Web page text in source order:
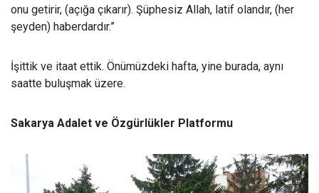
onu getirir, (açığa çıkarır). Şüphesiz Allah, latif olandır, (her
şeyden) haberdardır.”
İşittik ve itaat ettik. Önümüzdeki hafta, yine burada, aynı
saatte buluşmak üzere.
Sakarya Adalet ve Özgürlükler Platformu